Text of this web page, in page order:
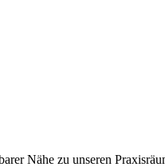
Nähe zu unseren